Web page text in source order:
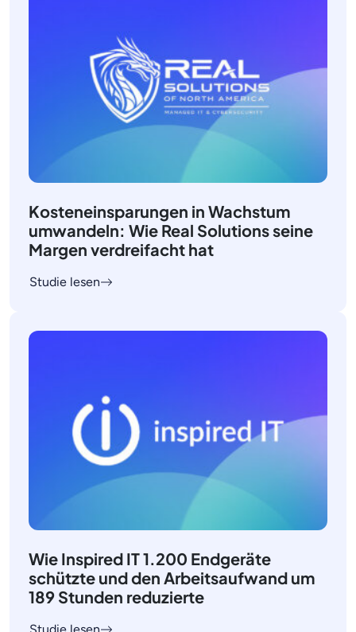
Kosteneinsparungen in Wachstum
umwandeln: Wie Real Solutions seine
Margen verdreifacht hat
Studie lesen
Wie Inspired IT 1.200 Endgeräte
schützte und den Arbeitsaufwand um
189 Stunden reduzierte
Studie lesen